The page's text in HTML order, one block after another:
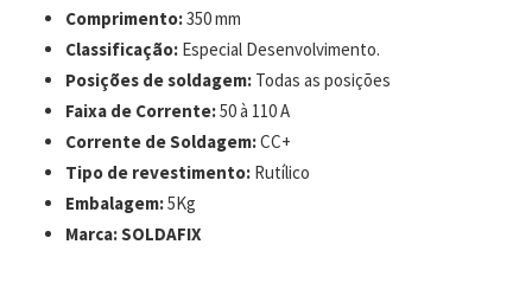
Comprimento:350 mm
Classificação: Especial Desenvolvimento.
Posições de soldagem: Todas as posições
Faixa de Corrente:50 à 110 A
Corrente de Soldagem:CC+
Tipo de revestimento: Rutílico
Embalagem:5Kg
Marca:SOLDAFIX